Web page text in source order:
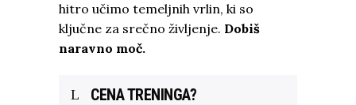
hitro učimo temeljnih vrlin, ki so
ključne za srečno življenje. Dobiš
naravno moč.
CENA TRENINGA?